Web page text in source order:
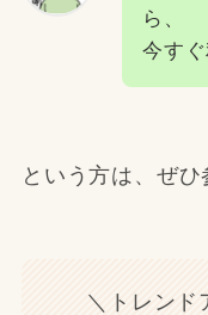
ら、
今す
という方は、ぜひ
＼トレンド